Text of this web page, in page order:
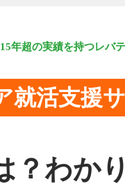
年超の実績を持つレバ
就活支援
？わか